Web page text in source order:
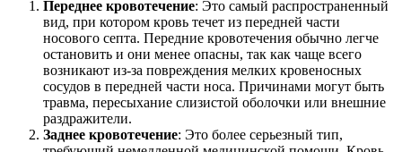
Переднее кровотечение: Это самый распространенный
вид, при котором кровь течет из передней части
носового септа. Передние кровотечения обычно легче
остановить и они менее опасны, так как чаще всего
возникают из-за повреждения мелких кровеносных
сосудов в передней части носа. Причинами могут быть
травма, пересыхание слизистой оболочки или внешние
раздражители.
Заднее кровотечение: Это более серьезный тип,